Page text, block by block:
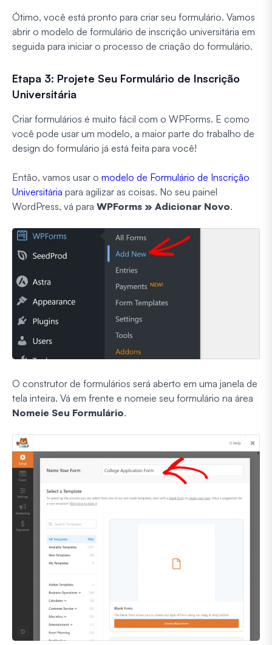
Ótimo, você está pronto para criar seu formulário. Vamos
abrir o modelo de formulário de inscrição universitária em
seguida para iniciar o processo de criação do formulário.
Etapa 3: Projete Seu Formulário de Inscrição
Universitária
Criar formulários é muito fácil com o WPForms. E como
você pode usar um modelo, a maior parte do trabalho de
design do formulário já está feita para você!
Então, vamos usar o modelo de Formulário de Inscrição
Universitária para agilizar as coisas. No seu painel
WordPress, vá para WPForms » Adicionar Novo.
O construtor de formulários será aberto em uma janela de
tela inteira. Vá em frente e nomeie seu formulário na área
Nomeie Seu Formulário.